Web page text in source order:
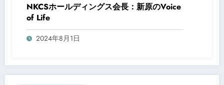
NKCSホールディングス会長：新原のVoice
of Life
2024年8月1日